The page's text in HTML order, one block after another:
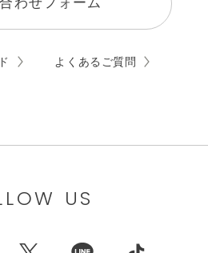
わせフォーム
よくあるご質問
US